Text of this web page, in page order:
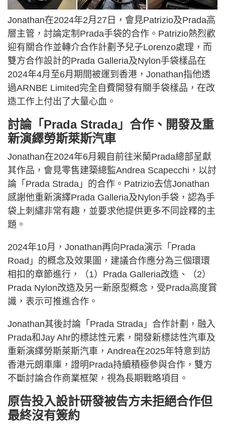
Jonathan在2024年2月27日，會見Patrizio及Prada高
層主管，討論定制Prada手袋的合作。Patrizio熱烈歡
迎有關合作並轉介合作計劃予兒子Lorenzo處理，而
雙方合作設計的Prada Galleria及Nylon手袋樣品在
2024年4月至6月期間被運到香港，Jonathan指他透
過ARNBE Limited完全自費開發有關手袋樣品，在改
造工作上付出了大量心血。
討論「Prada Strada」合作、開發及重
新演繹勞斯萊斯汽車
Jonathan在2024年6月親自前往米蘭Prada總部呈獻
其作品，會見零售建築總監Andrea Scapecchi，以討
論「Prada Strada」的合作。Patrizio去信Jonathan
感謝他重新演繹Prada Galleria及Nylon手袋，認為手
袋上刺繡非常有趣，並要求他提供更多不同詮釋的主
題。
2024年10月，Jonathan再向Prada演示「Prada
Road」的概念及效果圖，建議合作應分為三個環環
相扣的章節進行，（1）Prada Galleria改造、（2）
Prada Nylon改造及另一新原型概念，受Prada高度賞
識，表示可推進合作。
Jonathan其後討論「Prada Strada」合作計劃，融入
Prada和Jay Ahr的標誌性元素，開發新標誌性汽車及
重新演繹勞斯萊斯汽車，Andrea在2025年特意到訪
香港元朗車庫，證明Prada持續積極參與合作，雙方
不斷討論合作商業框架，視為長期戰略項目。
原告投入設計研發被告方未拒絕合作但
最終沒有簽約